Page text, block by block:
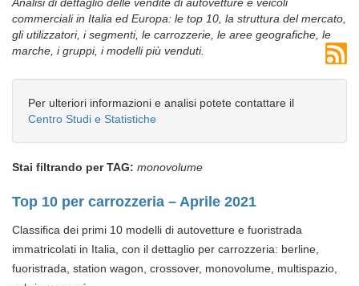
commerciali in Italia ed Europa: le top 10, la struttura del mercato,
gli utilizzatori, i segmenti, le carrozzerie, le aree geografiche, le
marche, i gruppi, i modelli più venduti.
Per ulteriori informazioni e analisi potete contattare il
Centro Studi e Statistiche
Stai filtrando per TAG: monovolume
Top 10 per carrozzeria – Aprile 2021
Classifica dei primi 10 modelli di autovetture e fuoristrada
immatricolati in Italia, con il dettaglio per carrozzeria: berline,
fuoristrada, station wagon, crossover, monovolume, multispazio,